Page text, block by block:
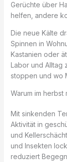
Gerüchte über
helfen, andere
Die neue Kälte
Spinnen in
Kastanien oder
Labor und Alltag
stoppen und wo
Warum im herbst
Mit sinkenden
Aktivität in
und
und Insekten
reduziert